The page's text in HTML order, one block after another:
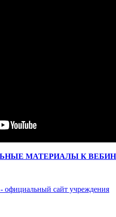
МАТЕРИАЛЫ К
официальный сайт учреждения